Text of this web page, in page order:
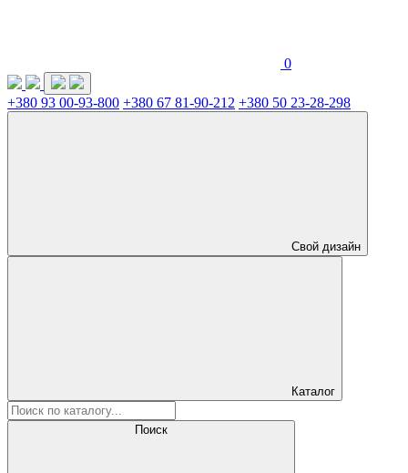
0
+380 93 00-93-800 +380 67 81-90-212 +380 50 23-28-298
Свой дизайн
Каталог
Поиск